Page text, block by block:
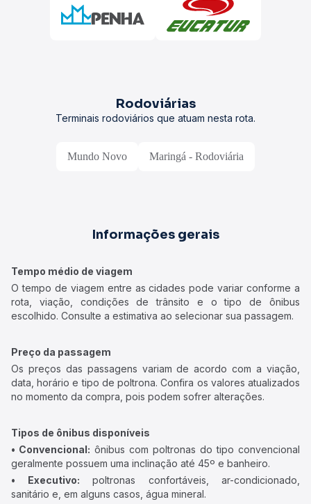
Rodoviárias
Terminais rodoviários que atuam nesta rota.
Mundo Novo Maringá - Rodoviária
Informações gerais
Tempo médio de viagem
O tempo de viagem entre as cidades pode variar conforme a
rota, viação, condições de trânsito e o tipo de ônibus
escolhido. Consulte a estimativa ao selecionar sua passagem.
Preço da passagem
Os preços das passagens variam de acordo com a viação,
data, horário e tipo de poltrona. Confira os valores atualizados
no momento da compra, pois podem sofrer alterações.
Tipos de ônibus disponíveis
• Convencional: ônibus com poltronas do tipo convencional
geralmente possuem uma inclinação até 45º e banheiro.
• Executivo: poltronas confortáveis, ar-condicionado,
sanitário e, em alguns casos, água mineral.